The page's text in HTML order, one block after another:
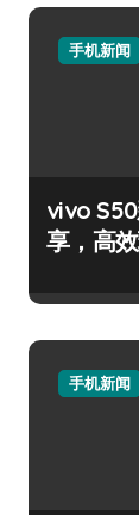
手机新闻
vivo
享，高
手机新闻